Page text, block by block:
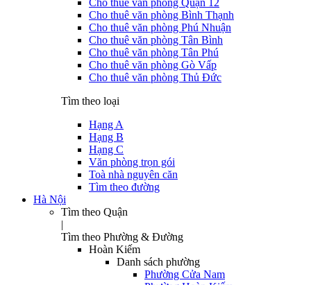
Cho thuê văn phòng Quận 12
Cho thuê văn phòng Bình Thạnh
Cho thuê văn phòng Phú Nhuận
Cho thuê văn phòng Tân Bình
Cho thuê văn phòng Tân Phú
Cho thuê văn phòng Gò Vấp
Cho thuê văn phòng Thủ Đức
Tìm theo loại
Hạng A
Hạng B
Hạng C
Văn phòng trọn gói
Toà nhà nguyên căn
Tìm theo đường
Hà Nội
Tìm theo Quận
|
Tìm theo Phường & Đường
Hoàn Kiếm
Danh sách phường
Phường Cửa Nam